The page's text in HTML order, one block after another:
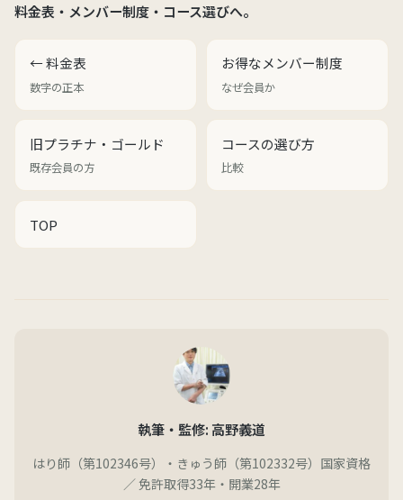
料金表・メンバー制度・コース選びへ。
← 料金表
数字の正本
お得なメンバー制度
なぜ会員か
旧プラチナ・ゴールド
既存会員の方
コースの選び方
比較
TOP
執筆・監修: 高野義道
はり師（第102346号）・きゅう師（第102332号）国家資格
／ 免許取得33年・開業28年